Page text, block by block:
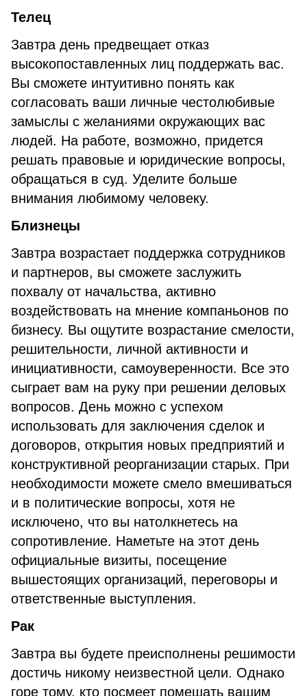
Телец
Завтра день предвещает отказ
высокопоставленных лиц поддержать вас.
Вы сможете интуитивно понять как
согласовать ваши личные честолюбивые
замыслы с желаниями окружающих вас
людей. На работе, возможно, придется
решать правовые и юридические вопросы,
обращаться в суд. Уделите больше
внимания любимому человеку.
Близнецы
Завтра возрастает поддержка сотрудников
и партнеров, вы сможете заслужить
похвалу от начальства, активно
воздействовать на мнение компаньонов по
бизнесу. Вы ощутите возрастание смелости,
решительности, личной активности и
инициативности, самоуверенности. Все это
сыграет вам на руку при решении деловых
вопросов. День можно с успехом
использовать для заключения сделок и
договоров, открытия новых предприятий и
конструктивной реорганизации старых. При
необходимости можете смело вмешиваться
и в политические вопросы, хотя не
исключено, что вы натолкнетесь на
сопротивление. Наметьте на этот день
официальные визиты, посещение
вышестоящих организаций, переговоры и
ответственные выступления.
Рак
Завтра вы будете преисполнены решимости
достичь никому неизвестной цели. Однако
горе тому, кто посмеет помешать вашим